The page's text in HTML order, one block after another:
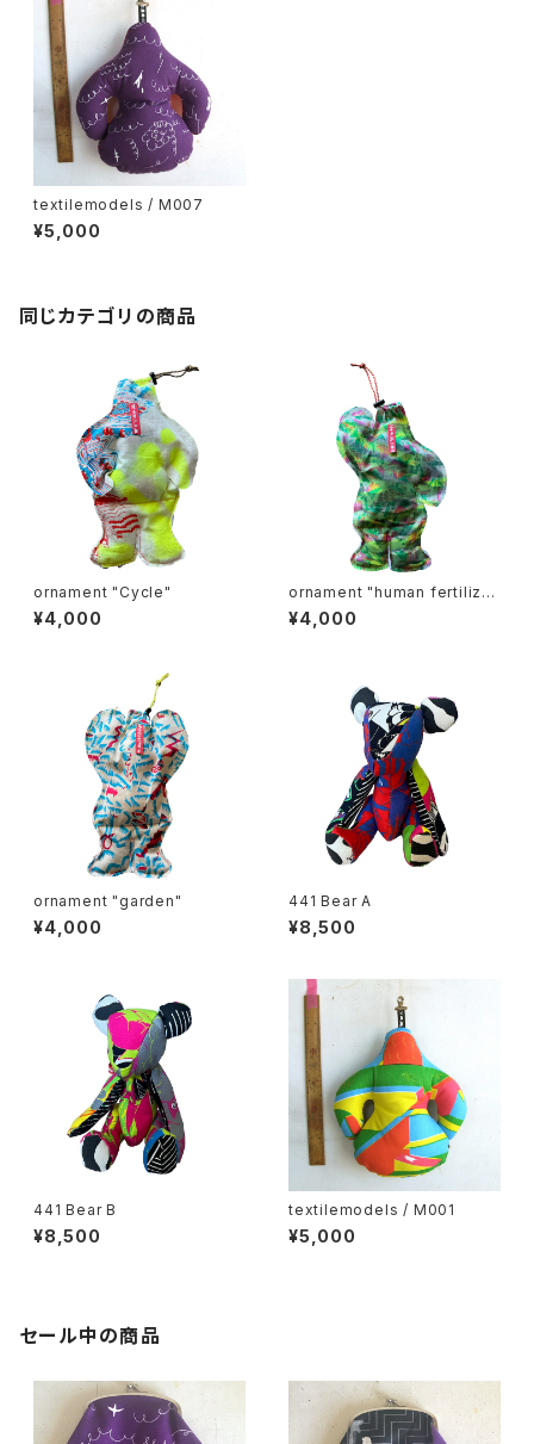
textilemodels / M007
¥5,000
同じカテゴリの商品
ornament "Cycle"
¥4,000
ornament "human fertilize
r"
¥4,000
ornament "garden"
¥4,000
441 Bear A
¥8,500
441 Bear B
¥8,500
textilemodels / M001
¥5,000
セール中の商品